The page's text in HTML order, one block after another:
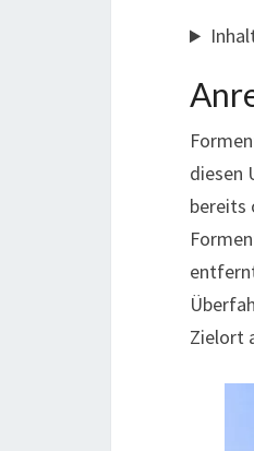
diesen
bereits
Zielort